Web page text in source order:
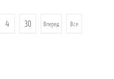
4 30 Вперед Все